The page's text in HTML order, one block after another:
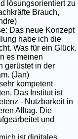
lösungsorientiert zu
Brauch,
Das neue Konzept
habe ich die
Was für ein Glück.
es meinen
gerüstet in der
(Jan)
kompetent
Das Institut ist
- Nutzbarkeit in
Alltag. Die
und
ist digitales